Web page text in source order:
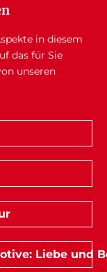
in diesem
das für Sie
unseren
Liebe und